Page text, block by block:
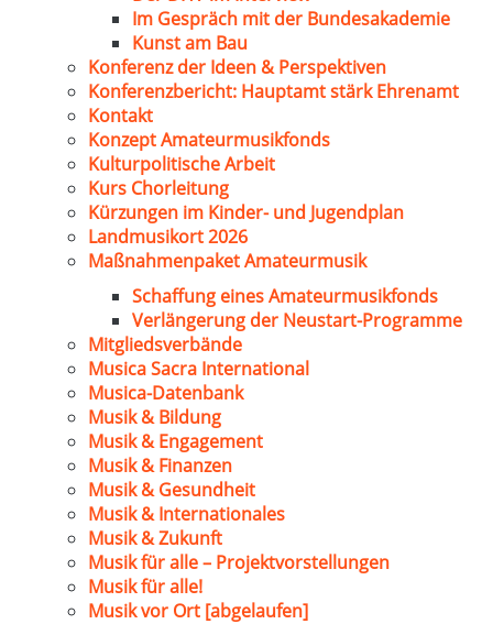
Im Gespräch mit der Bundesakademie
Kunst am Bau
Konferenz der Ideen & Perspektiven
Konferenzbericht: Hauptamt stärk Ehrenamt
Kontakt
Konzept Amateurmusikfonds
Kulturpolitische Arbeit
Kurs Chorleitung
Kürzungen im Kinder- und Jugendplan
Landmusikort 2026
Maßnahmenpaket Amateurmusik
Schaffung eines Amateurmusikfonds
Verlängerung der Neustart-Programme
Mitgliedsverbände
Musica Sacra International
Musica-Datenbank
Musik & Bildung
Musik & Engagement
Musik & Finanzen
Musik & Gesundheit
Musik & Internationales
Musik & Zukunft
Musik für alle – Projektvorstellungen
Musik für alle!
Musik vor Ort [abgelaufen]